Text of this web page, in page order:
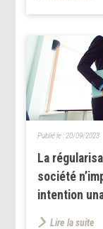
La
société
intention
Publié le : 20/09/2023
Lire la suite